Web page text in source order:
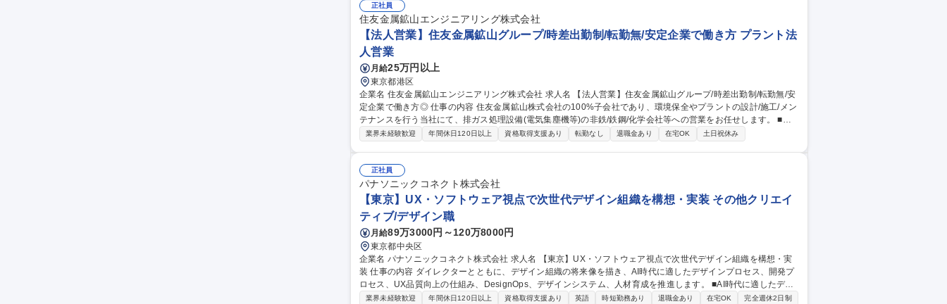
住友金属鉱山グループ/時差出勤制/転勤無
正社員
住友金属鉱山エンジニアリング株式会社
【法人営業】住友金属鉱山グループ/時差出勤制/転勤無/安定企業で働き方 プラント法
人営業
月給25万円以上
東京都港区
企業名 住友金属鉱山エンジニアリング株式会社 求人名 【法人営業】住友金属鉱山グループ/時差出勤制/転勤無/安
定企業で働き方◎ 仕事の内容 住友金属鉱山株式会社の100%子会社であり、環境保全やプラントの設計/施工/メン
テナンスを行う当社にて、排ガス処理設備(電気集塵機等)の非鉄/鉄鋼/化学会社等への営業をお任せします。 ■既
存顧客からの引合対応やニーズの深堀、および新規顧客へのアプローチ。希望により海外案件担当可！ ■見積書作
属鉱山グループ/時差出勤制/転勤無/安定企業で働き方◎
業界未経験歓迎 年間休日120日以上 資格取得支援あり 転勤なし 退職金あり 在宅OK 土日祝休み
正社員
パナソニックコネクト株式会社
【東京】UX・ソフトウェア視点で次世代デザイン組織を構想・実装 その他クリエイ
ティブ/デザイン職
月給89万3000円～120万8000円
東京都中央区
企業名 パナソニックコネクト株式会社 求人名 【東京】UX・ソフトウェア視点で次世代デザイン組織を構想・実
装 仕事の内容 ダイレクターとともに、デザイン組織の将来像を描き、AI時代に適したデザインプロセス、開発プ
ロセス、UX品質向上の仕組み、DesignOps、デザインシステム、人材育成を推進します。 ■AI時代に適したデザ
イン、開発プロセスの構築、定着 ■事業横断でUX品質を高めるレビュー、品質向上の仕組みづくり ■ハード、ソ
業界未経験歓迎 年間休日120日以上 資格取得支援あり 英語 時短勤務あり 退職金あり 在宅OK
完全週休2日制